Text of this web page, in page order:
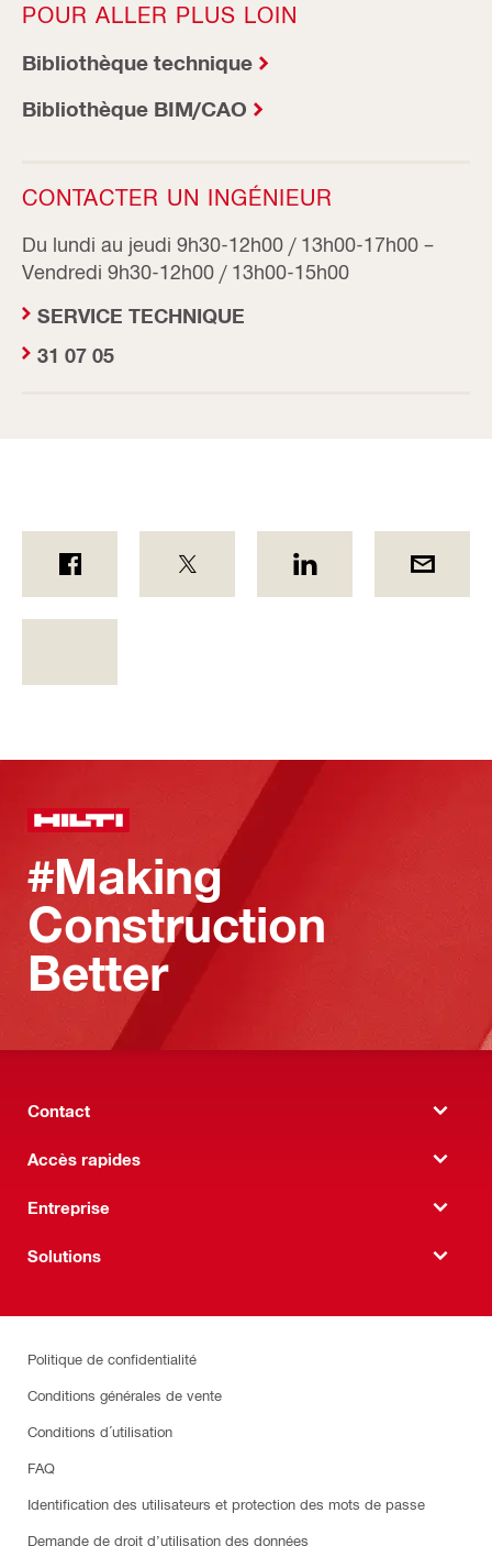
POUR ALLER PLUS LOIN
Bibliothèque technique
Bibliothèque BIM/CAO
CONTACTER UN INGÉNIEUR
Du lundi au jeudi 9h30-12h00 / 13h00-17h00 –
Vendredi 9h30-12h00 / 13h00-15h00
SERVICE TECHNIQUE
31 07 05
#Making
Construction
Better
Contact
Accès rapides
Entreprise
Solutions
Politique de confidentialité
Conditions générales de vente
Conditions d´utilisation
FAQ
Identification des utilisateurs et protection des mots de passe
Demande de droit d’utilisation des données